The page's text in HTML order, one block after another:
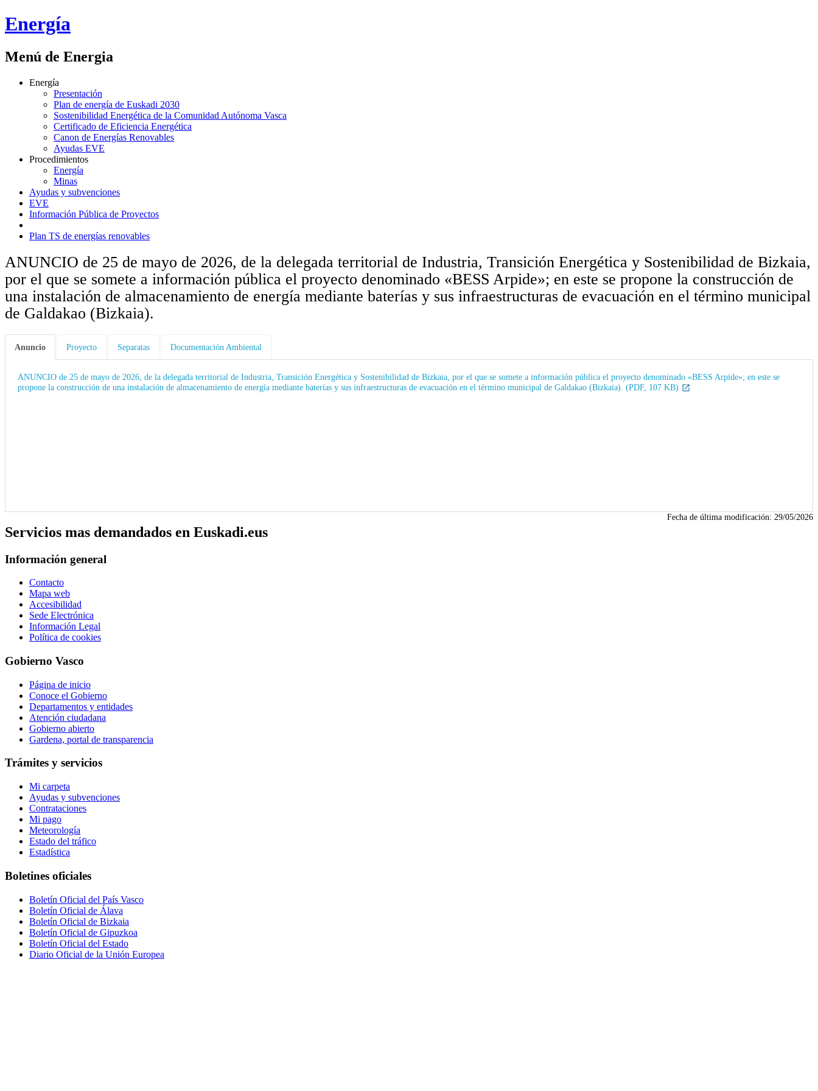
Energía
Menú de Energia
Energía
Presentación
Plan de energía de Euskadi 2030
Sostenibilidad Energética de la Comunidad Autónoma Vasca
Certificado de Eficiencia Energética
Canon de Energías Renovables
Ayudas EVE
Procedimientos
Energía
Minas
Ayudas y subvenciones
EVE
Información Pública de Proyectos
Plan TS de energías renovables
ANUNCIO de 25 de mayo de 2026, de la delegada territorial de Industria, Transición Energética y Sostenibilidad de Bizkaia,
por el que se somete a información pública el proyecto denominado «BESS Arpide»; en este se propone la construcción de
una instalación de almacenamiento de energía mediante baterías y sus infraestructuras de evacuación en el término municipal
de Galdakao (Bizkaia).
Anuncio Proyecto Separatas Documentación Ambiental
ANUNCIO de 25 de mayo de 2026, de la delegada territorial de Industria, Transición Energética y Sostenibilidad de Bizkaia, por el que se somete a información pública el proyecto denominado «BESS Arpide»; en este se
propone la construcción de una instalación de almacenamiento de energía mediante baterías y sus infraestructuras de evacuación en el término municipal de Galdakao (Bizkaia). (PDF, 107 KB)
Fecha de última modificación: 29/05/2026
Servicios mas demandados en Euskadi.eus
Información general
Contacto
Mapa web
Accesibilidad
Sede Electrónica
Información Legal
Política de cookies
Gobierno Vasco
Página de inicio
Conoce el Gobierno
Departamentos y entidades
Atención ciudadana
Gobierno abierto
Gardena, portal de transparencia
Trámites y servicios
Mi carpeta
Ayudas y subvenciones
Contrataciones
Mi pago
Meteorología
Estado del tráfico
Estadística
Boletines oficiales
Boletín Oficial del País Vasco
Boletín Oficial de Álava
Boletín Oficial de Bizkaia
Boletín Oficial de Gipuzkoa
Boletín Oficial del Estado
Diario Oficial de la Unión Europea